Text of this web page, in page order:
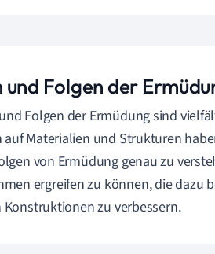
und Folgen der
Folgen der Ermüdung sind
Materialien und Strukturen
von Ermüdung genau zu
ergreifen zu können, die dazu
Konstruktionen zu verbessern.